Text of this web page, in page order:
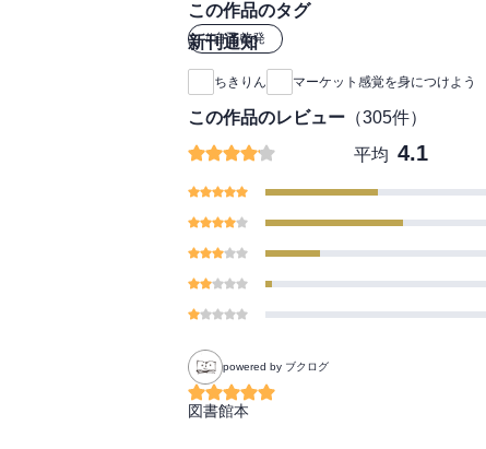
この作品のタグ
#自己啓発
新刊通知
ちきりん マーケット感覚を身につけよう
この作品のレビュー （305件）
平均 4.1
powered by ブクログ
図書館本